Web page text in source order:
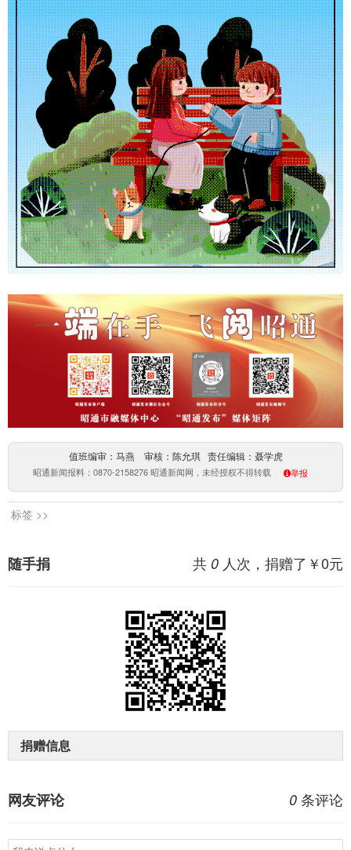
值班编审：马燕 审核：陈允琪 责任编辑：聂学虎
昭通新闻报料：0870-2158276 昭通新闻网，未经授权不得转载 举报
标签 >>
共 0 人次，捐赠了￥0元
随手捐
捐赠信息
0 条评论
网友评论